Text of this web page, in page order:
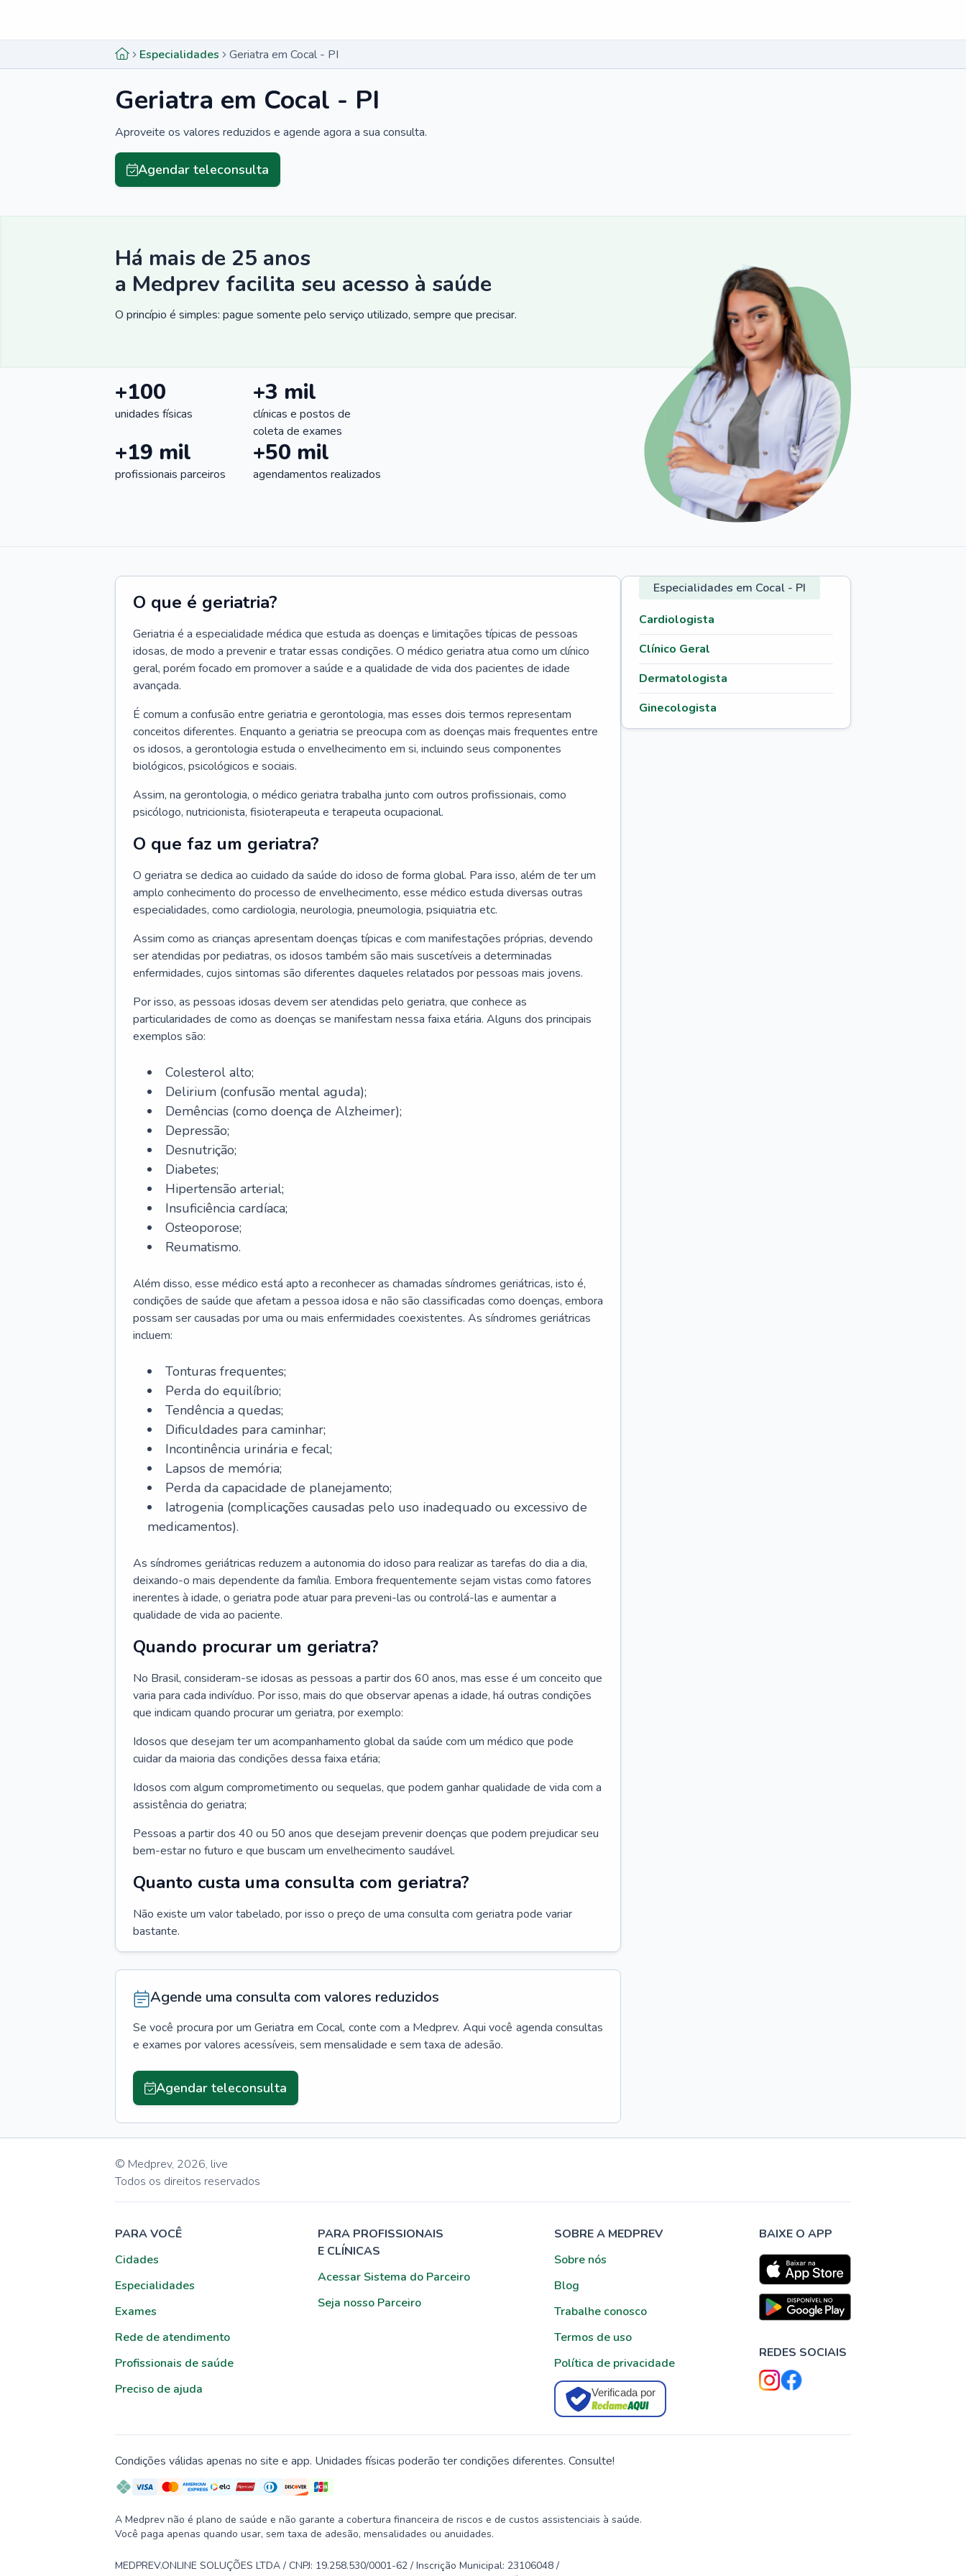
Especialidades Geriatra em Cocal - PI
Geriatra em Cocal - PI
Aproveite os valores reduzidos e agende agora a sua consulta.
Agendar teleconsulta
Há mais de 25 anos
a Medprev facilita seu acesso à saúde
O princípio é simples: pague somente pelo serviço utilizado, sempre que precisar.
+100
unidades físicas
+3 mil
clínicas e postos de
coleta de exames
+19 mil
profissionais parceiros
+50 mil
agendamentos realizados
O que é geriatria?
Geriatria é a especialidade médica que estuda as doenças e limitações típicas de pessoas
idosas, de modo a prevenir e tratar essas condições. O médico geriatra atua como um clínico
geral, porém focado em promover a saúde e a qualidade de vida dos pacientes de idade
avançada.
É comum a confusão entre geriatria e gerontologia, mas esses dois termos representam
conceitos diferentes. Enquanto a geriatria se preocupa com as doenças mais frequentes entre
os idosos, a gerontologia estuda o envelhecimento em si, incluindo seus componentes
biológicos, psicológicos e sociais.
Assim, na gerontologia, o médico geriatra trabalha junto com outros profissionais, como
psicólogo, nutricionista, fisioterapeuta e terapeuta ocupacional.
O que faz um geriatra?
O geriatra se dedica ao cuidado da saúde do idoso de forma global. Para isso, além de ter um
amplo conhecimento do processo de envelhecimento, esse médico estuda diversas outras
especialidades, como cardiologia, neurologia, pneumologia, psiquiatria etc.
Assim como as crianças apresentam doenças típicas e com manifestações próprias, devendo
ser atendidas por pediatras, os idosos também são mais suscetíveis a determinadas
enfermidades, cujos sintomas são diferentes daqueles relatados por pessoas mais jovens.
Por isso, as pessoas idosas devem ser atendidas pelo geriatra, que conhece as
particularidades de como as doenças se manifestam nessa faixa etária. Alguns dos principais
exemplos são:
Colesterol alto;
Delirium (confusão mental aguda);
Demências (como doença de Alzheimer);
Depressão;
Desnutrição;
Diabetes;
Hipertensão arterial;
Insuficiência cardíaca;
Osteoporose;
Reumatismo.
Além disso, esse médico está apto a reconhecer as chamadas síndromes geriátricas, isto é,
condições de saúde que afetam a pessoa idosa e não são classificadas como doenças, embora
possam ser causadas por uma ou mais enfermidades coexistentes. As síndromes geriátricas
incluem:
Tonturas frequentes;
Perda do equilíbrio;
Tendência a quedas;
Dificuldades para caminhar;
Incontinência urinária e fecal;
Lapsos de memória;
Perda da capacidade de planejamento;
Iatrogenia (complicações causadas pelo uso inadequado ou excessivo de
medicamentos).
As síndromes geriátricas reduzem a autonomia do idoso para realizar as tarefas do dia a dia,
deixando-o mais dependente da família. Embora frequentemente sejam vistas como fatores
inerentes à idade, o geriatra pode atuar para preveni-las ou controlá-las e aumentar a
qualidade de vida ao paciente.
Quando procurar um geriatra?
No Brasil, consideram-se idosas as pessoas a partir dos 60 anos, mas esse é um conceito que
varia para cada indivíduo. Por isso, mais do que observar apenas a idade, há outras condições
que indicam quando procurar um geriatra, por exemplo:
Idosos que desejam ter um acompanhamento global da saúde com um médico que pode
cuidar da maioria das condições dessa faixa etária;
Idosos com algum comprometimento ou sequelas, que podem ganhar qualidade de vida com a
assistência do geriatra;
Pessoas a partir dos 40 ou 50 anos que desejam prevenir doenças que podem prejudicar seu
bem-estar no futuro e que buscam um envelhecimento saudável.
Quanto custa uma consulta com geriatra?
Não existe um valor tabelado, por isso o preço de uma consulta com geriatra pode variar
bastante.
Agende uma consulta com valores reduzidos
Se você procura por um Geriatra em Cocal, conte com a Medprev. Aqui você agenda consultas
e exames por valores acessíveis, sem mensalidade e sem taxa de adesão.
Agendar teleconsulta
Especialidades em Cocal - PI
Cardiologista
Clínico Geral
Dermatologista
Ginecologista
© Medprev, 2026, live
Todos os direitos reservados
PARA VOCÊ
Cidades
Especialidades
Exames
Rede de atendimento
Profissionais de saúde
Preciso de ajuda
PARA PROFISSIONAIS
E CLÍNICAS
Acessar Sistema do Parceiro
Seja nosso Parceiro
SOBRE A MEDPREV
Sobre nós
Blog
Trabalhe conosco
Termos de uso
Política de privacidade
Verificada por
BAIXE O APP
REDES SOCIAIS
Condições válidas apenas no site e app. Unidades físicas poderão ter condições diferentes. Consulte!
A Medprev não é plano de saúde e não garante a cobertura financeira de riscos e de custos assistenciais à saúde.
Você paga apenas quando usar, sem taxa de adesão, mensalidades ou anuidades.
MEDPREV.ONLINE SOLUÇÕES LTDA / CNPJ: 19.258.530/0001-62 / Inscrição Municipal: 23106048 /